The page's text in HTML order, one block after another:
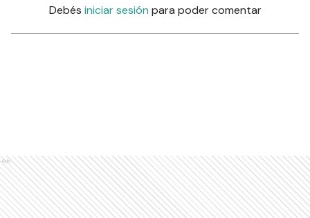
Debés iniciar sesión para poder comentar
Ads